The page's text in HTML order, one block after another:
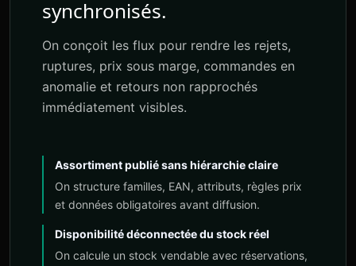
synchronisés.
On conçoit les flux pour rendre les rejets,
ruptures, prix sous marge, commandes en
anomalie et retours non rapprochés
immédiatement visibles.
Assortiment publié sans hiérarchie claire
On structure familles, EAN, attributs, règles prix
et données obligatoires avant diffusion.
Disponibilité déconnectée du stock réel
On calcule un stock vendable avec réservations,